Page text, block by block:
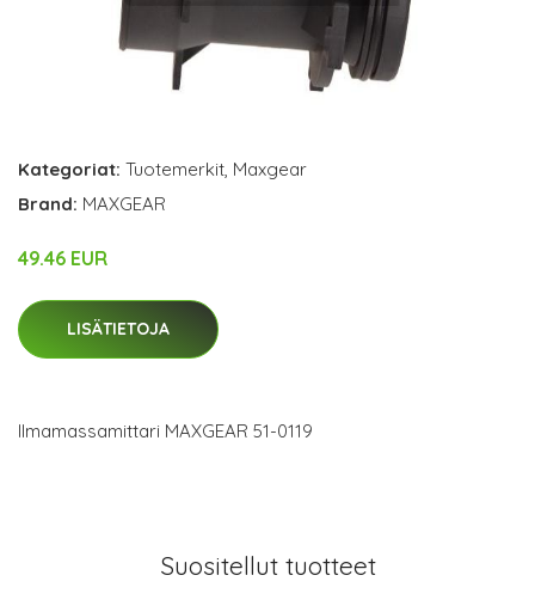
Kategoriat: Tuotemerkit, Maxgear
Brand: MAXGEAR
49.46 EUR
LISÄTIETOJA
Ilmamassamittari MAXGEAR 51-0119
Suositellut tuotteet